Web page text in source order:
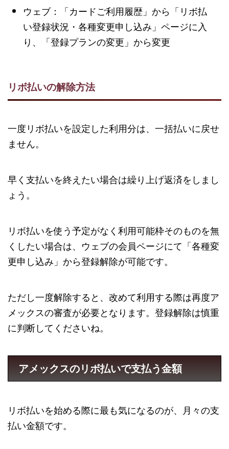
ウェブ：「カードご利用履歴」から「リボ払
い登録状況・各種変更申し込み」ページに入
り、「登録プランの変更」から変更
リボ払いの解除方法
一度リボ払いを設定した利用分は、一括払いに戻せ
ません。
早く支払いを終えたい場合は繰り上げ返済をしまし
ょう。
リボ払いを使う予定がなく利用可能枠そのものを無
くしたい場合は、ウェブの会員ページにて「各種変
更申し込み」から登録解除が可能です。
ただし一度解除すると、改めて利用する際は再度ア
メックスの審査が必要となります。登録解除は慎重
に判断してくださいね。
アメックスのリボ払いで支払う金額
リボ払いを始める際に最も気になるのが、月々の支
払い金額です。